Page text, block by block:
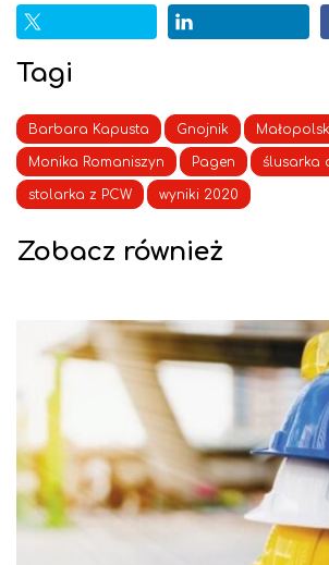
Tagi
Barbara Kapusta Gnojnik
Monika Romaniszyn Pagen ślusarka
stolarka z PCW wyniki 2020
Zobacz również